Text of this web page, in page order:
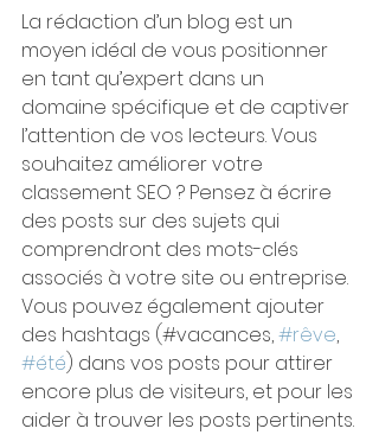
La rédaction d’un blog est un
moyen idéal de vous positionner
en tant qu’expert dans un
domaine spécifique et de captiver
l’attention de vos lecteurs. Vous
souhaitez améliorer votre
classement SEO ? Pensez à écrire
des posts sur des sujets qui
comprendront des mots-clés
associés à votre site ou entreprise.
Vous pouvez également ajouter
des hashtags (#vacances, #rêve,
#été) dans vos posts pour attirer
encore plus de visiteurs, et pour les
aider à trouver les posts pertinents.